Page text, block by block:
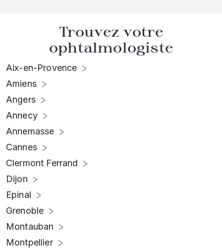
Trouvez votre
ophtalmologiste
Aix-en-Provence
Amiens
Angers
Annecy
Annemasse
Cannes
Clermont Ferrand
Dijon
Epinal
Grenoble
Montauban
Montpellier